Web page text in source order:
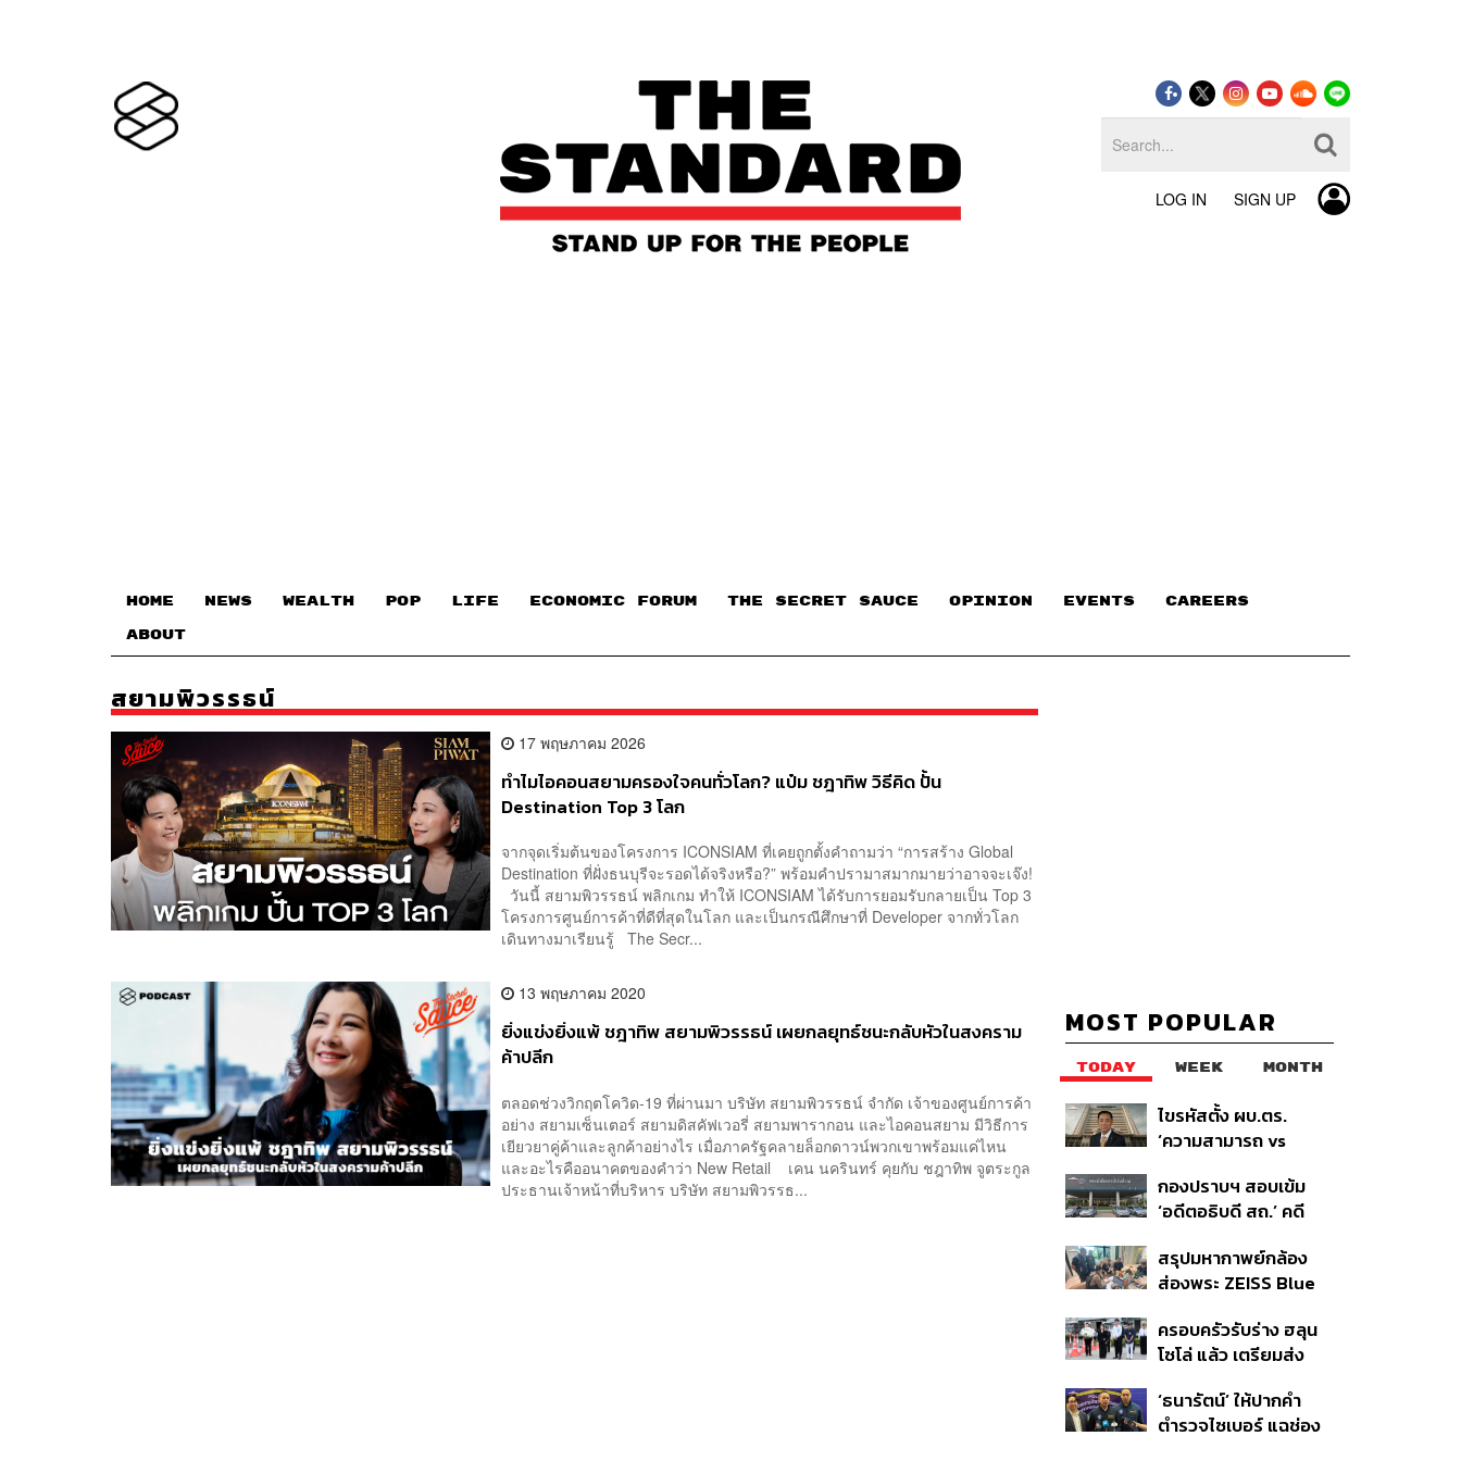
LOG IN SIGN UP
HOME NEWS WEALTH POP LIFE ECONOMIC FORUM THE SECRET SAUCE​ OPINION EVENTS CAREERS
ABOUT
สยามพิวรรธน์
17 พฤษภาคม 2026
ทำไมไอคอนสยามครองใจคนทั่วโลก? แป๋ม ชฎาทิพ วิธีคิด ปั้น
Destination Top 3 โลก
จากจุดเริ่มต้นของโครงการ ICONSIAM ที่เคยถูกตั้งคำถามว่า “การสร้าง Global
Destination ที่ฝั่งธนบุรีจะรอดได้จริงหรือ?” พร้อมคำปรามาสมากมายว่าอาจจะเจ๊ง!
วันนี้ สยามพิวรรธน์ พลิกเกม ทำให้ ICONSIAM ได้รับการยอมรับกลายเป็น Top 3
โครงการศูนย์การค้าที่ดีที่สุดในโลก และเป็นกรณีศึกษาที่ Developer จากทั่วโลก
เดินทางมาเรียนรู้ The Secr...
13 พฤษภาคม 2020
ยิ่งแข่งยิ่งแพ้ ชฎาทิพ สยามพิวรรธน์ เผยกลยุทธ์ชนะกลับหัวในสงคราม
ค้าปลีก
ตลอดช่วงวิกฤตโควิด-19 ที่ผ่านมา บริษัท สยามพิวรรธน์ จำกัด เจ้าของศูนย์การค้า
อย่าง สยามเซ็นเตอร์ สยามดิสคัฟเวอรี่ สยามพารากอน และไอคอนสยาม มีวิธีการ
เยียวยาคู่ค้าและลูกค้าอย่างไร เมื่อภาครัฐคลายล็อกดาวน์พวกเขาพร้อมแค่ไหน
และอะไรคืออนาคตของคำว่า New Retail เคน นครินทร์ คุยกับ ชฎาทิพ จูตระกูล
ประธานเจ้าหน้าที่บริหาร บริษัท สยามพิวรรธ...
MOST POPULAR
TODAY WEEK MONTH
ไขรหัสตั้ง ผบ.ตร.
‘ความสามารถ vs
ปฏิรูปสีกากี กับ
พล.ต.อ. เอก อังสนา
กองปราบฯ สอบเข้ม
‘อดีตอธิบดี สถ.’ คดี
6 ข้อหาหนัก จ่อชง
ป.ป.ช. 12 ส.ค. นี้
สรุปมหากาพย์กล้อง
ส่องพระ ZEISS Blue
ผลิต 8.3 ล้าน สู่ข้อ
พิพาท ‘มาเวลล์ฯ’ ฟ้อง
หนี้-แอบระบุแบรนด์
ครอบครัวรับร่าง ฮลุน
โซโล่ แล้ว เตรียมส่ง
เสียชีวิต
‘ธนารัตน์’ ให้ปากคำ
ตำรวจไซเบอร์ แฉช่อง